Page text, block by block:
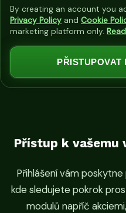
i
t
e
S
e
+
1
By creating an account you
Privacy Policy and Cookie
marketing platform only.
Přístup k vašemu
Přihlášení vám
kde sledujete pokrok
modulů napříč